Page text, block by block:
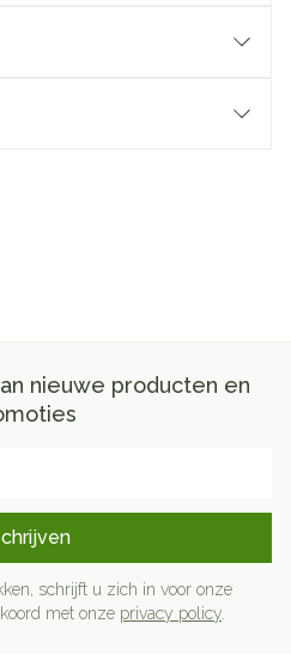
nieuwe producten en
schrijft u zich in voor onze
met onze privacy policy